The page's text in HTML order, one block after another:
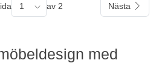
1 av 2 Nästa
med